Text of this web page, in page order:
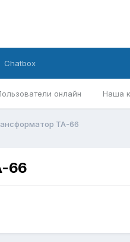
онлайн Наша
Chatbox
ТА-66
66